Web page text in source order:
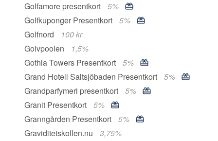
Golfamore presentkort
5%
Golfkuponger Presentkort
5%
Golfnord
100 kr
Golvpoolen
1,5%
Gothia Towers Presentkort
5%
Grand Hotell Saltsjöbaden Presentkort
5%
Grandparfymeri presentkort
5%
Granit Presentkort
5%
Granngården Presentkort
5%
Graviditetskollen.nu
3,75%